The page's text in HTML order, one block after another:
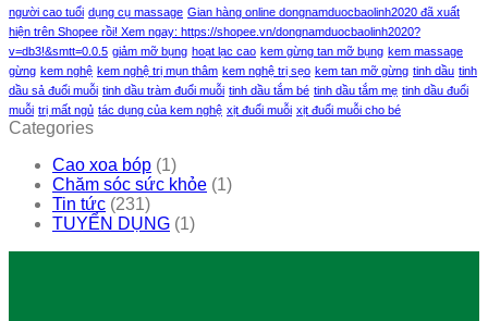
người cao tuổi dụng cụ massage Gian hàng online dongnamduocbaolinh2020 đã xuất
hiện trên Shopee rồi! Xem ngay: https://shopee.vn/dongnamduocbaolinh2020?
v=db3!&smtt=0.0.5 giảm mỡ bụng hoạt lạc cao kem gừng tan mỡ bụng kem massage
gừng kem nghệ kem nghệ trị mụn thâm kem nghệ trị sẹo kem tan mỡ gừng tinh dầu tinh
dầu sả đuổi muỗi tinh dầu tràm đuổi muỗi tinh dầu tắm bé tinh dầu tắm mẹ tinh dầu đuổi
muỗi trị mất ngủ tác dụng của kem nghệ xịt đuổi muỗi xịt đuổi muỗi cho bé
Categories
Cao xoa bóp (1)
Chăm sóc sức khỏe (1)
Tin tức (231)
TUYỂN DỤNG (1)